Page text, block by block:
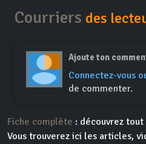
Courriers des
Ajoute ton
Connectez-vous
de commenter.
Fiche complète : découvrez tout
Vous trouverez ici les articles,